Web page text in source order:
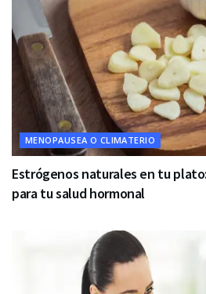
MENOPAUSEA O CLIMATERIO
Estrógenos naturales en tu
para tu salud hormonal